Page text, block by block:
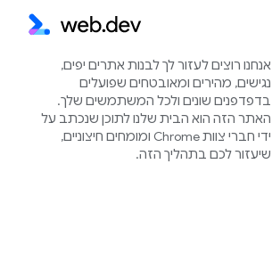
אנחנו רוצים לעזור לך לבנות אתרים יפים,
נגישים, מהירים ומאובטחים שפועלים
בדפדפנים שונים ולכל המשתמשים שלך.
האתר הזה הוא הבית שלנו לתוכן שנכתב על
ידי חברי צוות Chrome ומומחים חיצוניים,
שיעזור לכם בתהליך הזה.